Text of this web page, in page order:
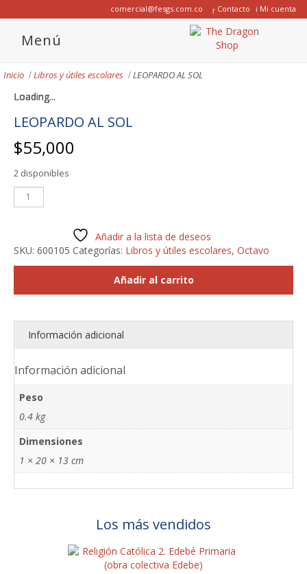
comercial@fesgs.com.co Contacto Mi cuenta
Menú
Inicio Libros y útiles escolares LEOPARDO AL SOL
Loading...
Loading...
Loading...
Loading...
LEOPARDO AL SOL
$55,000
2 disponibles
LEOPARDO
AL
Añadir a la lista de deseos
SKU: 600105 Categorías: Libros y útiles escolares, Octavo
Añadir al carrito
Información adicional
Información adicional
Peso
0.4 kg
Dimensiones
1 × 20 × 13 cm
Los más vendidos